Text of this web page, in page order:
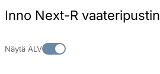
Inno Next-R vaateripustin
Näytä ALV